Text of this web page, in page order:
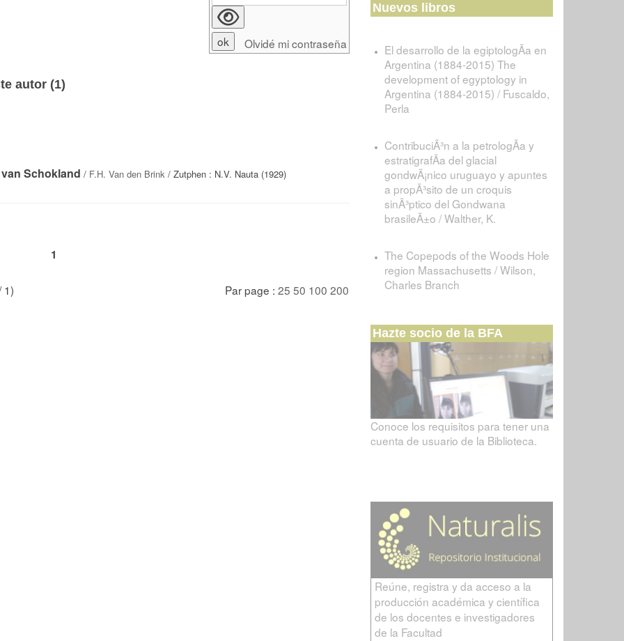
autor (1)
Schokland / F.H. Van den Brink / Zutphen : N.V. Nauta (1929)
1
1) Par page : 25 50 100 200
Olvidé mi contraseña
Nuevos libros
El desarrollo de la egiptologÃ­a en
Argentina (1884-2015) The
development of egyptology in
Argentina (1884-2015) / Fuscaldo,
Perla
ContribuciÃ³n a la petrologÃ­a y
estratigrafÃ­a del glacial
gondwÃ¡nico uruguayo y apuntes
a propÃ³sito de un croquis
sinÃ³ptico del Gondwana
brasileÃ±o / Walther, K.
The Copepods of the Woods Hole
region Massachusetts / Wilson,
Charles Branch
Hazte socio de la BFA
Conoce los requisitos para tener una
cuenta de usuario de la Biblioteca.
Reúne, registra y da acceso a la
producción académica y científica
de los docentes e investigadores
de la Facultad